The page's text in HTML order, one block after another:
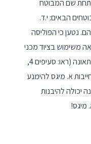
תחת שם המבוטח
הבאים: י.ד.
נטען כי הפוליסה
משימוש בציוד מכני
כבד, כדוגמת העגורן שהיה מעורב בתאונה (ראו: סעיפים 4,
א. מיגס להימנע
יכולה להיבנות
מיגס!